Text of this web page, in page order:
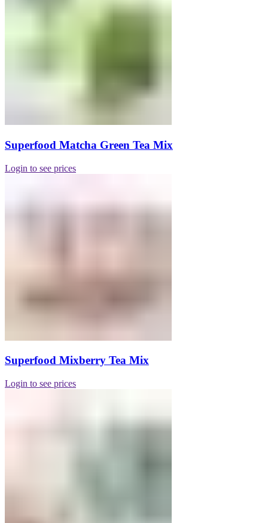
Superfood Matcha Green Tea Mix
Login to see prices
Superfood Mixberry Tea Mix
Login to see prices